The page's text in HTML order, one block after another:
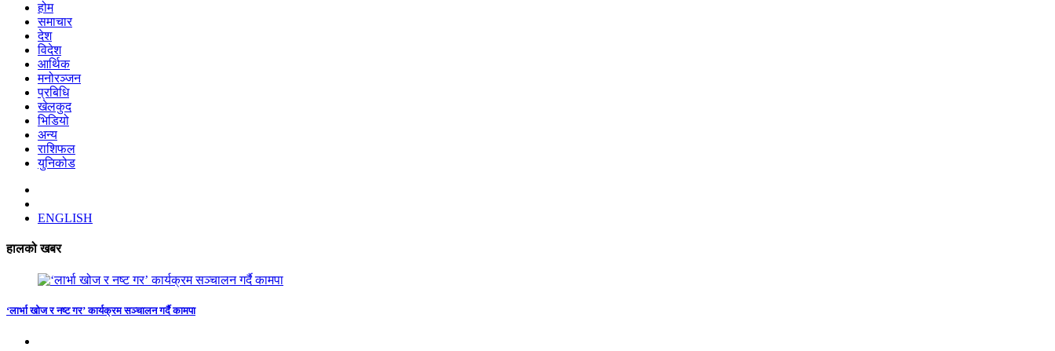
होम
समाचार
देश
विदेश
आर्थिक
मनोरञ्जन
प्रबिधि
खेलकुद
भिडियो
अन्य
राशिफल
युनिकोड
ENGLISH
हालको खबर
‘लार्भा खोज र नष्ट गर’ कार्यक्रम सञ्चालन गर्दै कामपा